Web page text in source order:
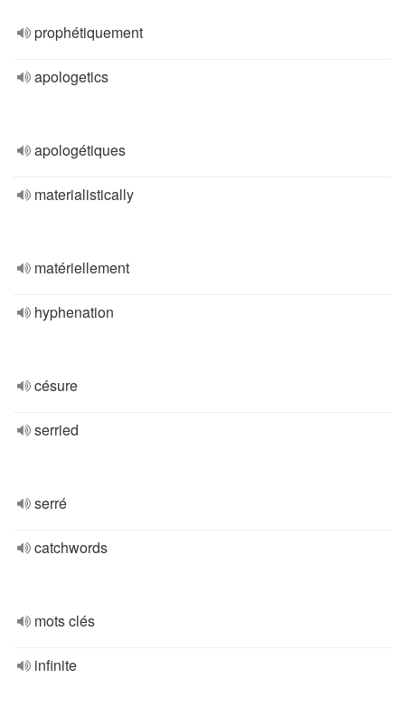
prophétiquement
apologetics
apologétiques
materialistically
matériellement
hyphenation
césure
serried
serré
catchwords
mots clés
infinite